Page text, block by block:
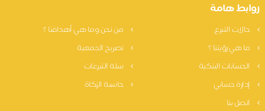
هامة
التبرع
من نحن وما هي أهدافنا ؟
هي رؤيتنا ؟
تصريح الجمعية
البنكية
سلة التبرعات
حسابي
حاسبة الزكاة
بنا